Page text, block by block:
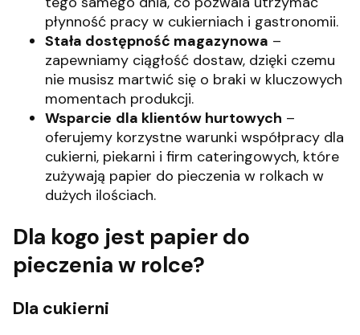
płynność pracy w cukierniach i gastronomii.
Stała dostępność magazynowa –
zapewniamy ciągłość dostaw, dzięki czemu
nie musisz martwić się o braki w kluczowych
momentach produkcji.
Wsparcie dla klientów hurtowych –
oferujemy korzystne warunki współpracy dla
cukierni, piekarni i firm cateringowych, które
zużywają papier do pieczenia w rolkach w
dużych ilościach.
Dla kogo jest papier do
pieczenia w rolce?
Dla cukierni